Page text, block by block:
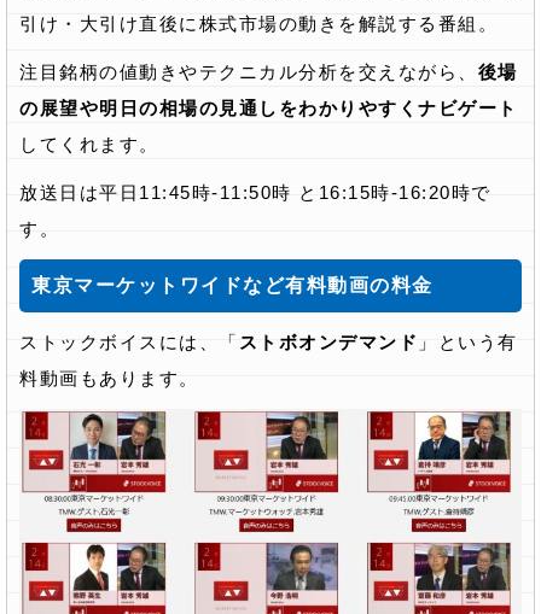
引け・大引け直後に株式市場の動きを解説する番組。
注目銘柄の値動きやテクニカル分析を交えながら、 後場
の展望や明日の相場の見通しをわかりやすくナビゲート
してくれます。
放送日は平日11:45時-11:50時 と16:15時-16:20時で
す。
東京マーケットワイドなど有料動画の料金
ストックボイスには、「 ストボオンデマンド 」という有
料動画もあります。